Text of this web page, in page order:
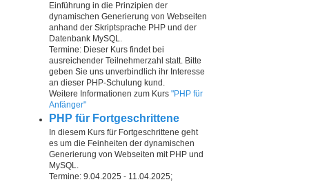
Einführung in die Prinzipien der
dynamischen Generierung von Webseiten
anhand der Skriptsprache PHP und der
Datenbank MySQL.
Termine: Dieser Kurs findet bei
ausreichender Teilnehmerzahl statt. Bitte
geben Sie uns unverbindlich ihr Interesse
an dieser PHP-Schulung kund.
Weitere Informationen zum Kurs "PHP für
Anfänger"
PHP für Fortgeschrittene
In diesem Kurs für Fortgeschrittene geht
es um die Feinheiten der dynamischen
Generierung von Webseiten mit PHP und
MySQL.
Termine: 9.04.2025 - 11.04.2025;